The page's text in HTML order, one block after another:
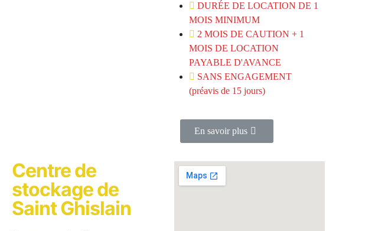
DURÉE DE LOCATION DE 1
MOIS MINIMUM
2 MOIS DE CAUTION + 1
MOIS DE LOCATION
PAYABLE D'AVANCE
SANS ENGAGEMENT
(préavis de 15 jours)
En savoir plus
Centre de
stockage de
Saint Ghislain